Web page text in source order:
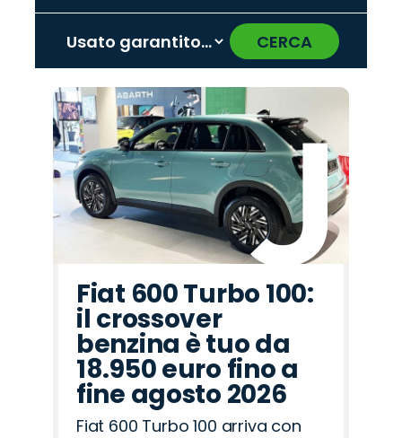
CERCA
Promo
Jeep
Promo
Omoda
Promo
Hyundai
Promo
Alfa
Romeo
Promo
Opel
Promo
Abarth
Promo
Jaecoo
Promo
Cupra
Promo
Land
Rover
Promo
Peugeot
Promo
Seat
Promo
Citroën
Promo
Fiat
Promo
Mazda
Promo
Lancia
‹ ›
Fiat 600 Turbo 100:
il crossover
benzina è tuo da
18.950 euro fino a
fine agosto 2026
Fiat 600 Turbo 100 arriva con